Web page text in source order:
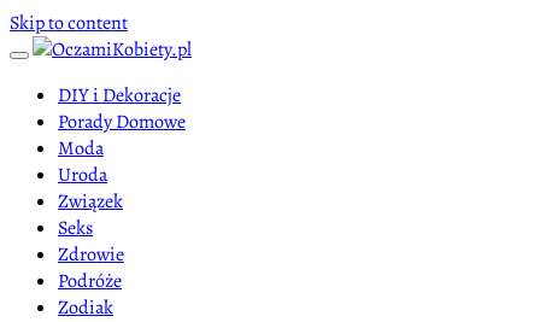
Skip to content
DIY i Dekoracje
Porady Domowe
Moda
Uroda
Związek
Seks
Zdrowie
Podróże
Zodiak